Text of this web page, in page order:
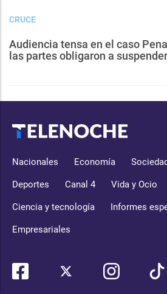
CRUCE
Audiencia tensa en el caso
las partes obligaron a
Nacionales Economía Sociedad
Deportes Canal 4 Vida y Ocio
Ciencia y tecnología Informes
Empresariales